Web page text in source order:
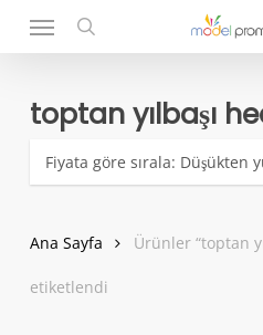
search
Menu
toptan yılbaşı
Ana Sayfa Ürünler “toptan
etiketlendi